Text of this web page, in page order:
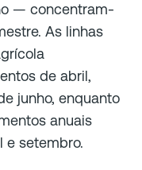
— concentram-
As linhas
de abril,
junho, enquanto
anuais
e setembro.